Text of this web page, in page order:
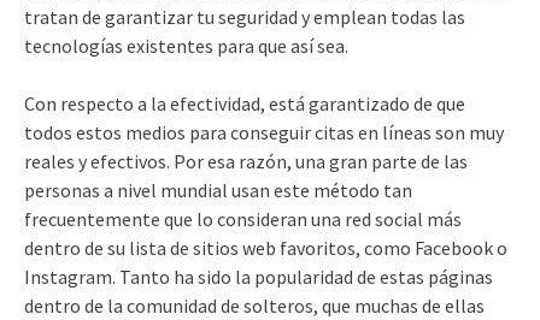
tratan de garantizar tu seguridad y emplean todas las
tecnologías existentes para que así sea.
Con respecto a la efectividad, está garantizado de que
todos estos medios para conseguir citas en líneas son muy
reales y efectivos. Por esa razón, una gran parte de las
personas a nivel mundial usan este método tan
frecuentemente que lo consideran una red social más
dentro de su lista de sitios web favoritos, como Facebook o
Instagram. Tanto ha sido la popularidad de estas páginas
dentro de la comunidad de solteros, que muchas de ellas